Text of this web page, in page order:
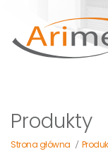
Produkty
Strona główna /